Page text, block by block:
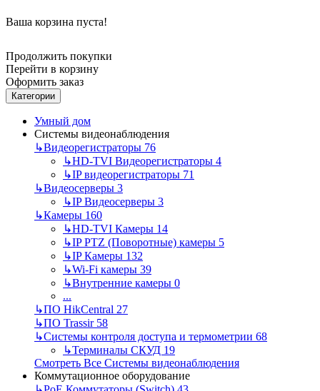
Ваша корзина пуста!
Продолжить покупки
Перейти в корзину
Оформить заказ
Категории
Умный дом
Системы видеонаблюдения
↳Видеорегистраторы 76
↳HD-TVI Видеорегистраторы 4
↳IP видеорегистраторы 71
↳Видеосерверы 3
↳IP Видеосерверы 3
↳Камеры 160
↳HD-TVI Камеры 14
↳IP PTZ (Поворотные) камеры 5
↳IP Камеры 132
↳Wi-Fi камеры 39
↳Внутренние камеры 0
...
↳ПО HikCentral 27
↳ПО Trassir 58
↳Системы контроля доступа и термометрии 68
↳Терминалы СКУД 19
Смотреть Все Системы видеонаблюдения
Коммутационное оборудование